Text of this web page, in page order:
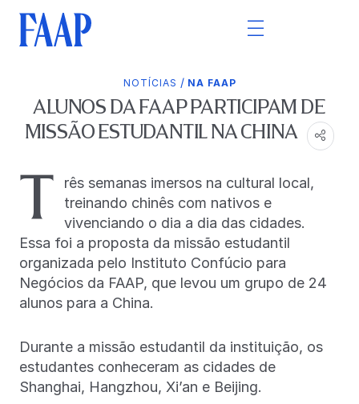
NOTÍCIAS / NA FAAP
ALUNOS DA FAAP PARTICIPAM DE
MISSÃO ESTUDANTIL NA CHINA
T
rês semanas imersos na cultural local,
treinando chinês com nativos e
vivenciando o dia a dia das cidades.
Essa foi a proposta da missão estudantil
organizada pelo Instituto Confúcio para
Negócios da FAAP, que levou um grupo de 24
alunos para a China.
Durante a missão estudantil da instituição, os
estudantes conheceram as cidades de
Shanghai, Hangzhou, Xi’an e Beijing.